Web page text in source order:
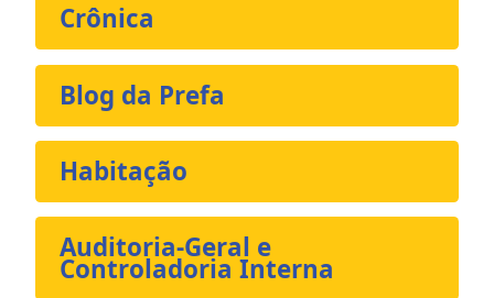
Crônica
Blog da Prefa
Habitação
Auditoria-Geral e
Controladoria Interna